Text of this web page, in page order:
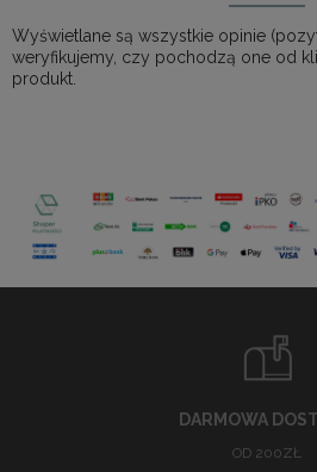
Wyświetlane są wszystkie opinie
weryfikujemy, czy pochodzą one od
produkt.
DARMOWA
OD 200ZŁ